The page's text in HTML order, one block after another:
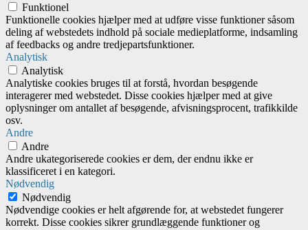
Funktionel
Funktionelle cookies hjælper med at udføre visse funktioner såsom
deling af webstedets indhold på sociale medieplatforme, indsamling
af feedbacks og andre tredjepartsfunktioner.
Analytisk
Analytisk
Analytiske cookies bruges til at forstå, hvordan besøgende
interagerer med webstedet. Disse cookies hjælper med at give
oplysninger om antallet af besøgende, afvisningsprocent, trafikkilde
osv.
Andre
Andre
Andre ukategoriserede cookies er dem, der endnu ikke er
klassificeret i en kategori.
Nødvendig
Nødvendig
Nødvendige cookies er helt afgørende for, at webstedet fungerer
korrekt. Disse cookies sikrer grundlæggende funktioner og